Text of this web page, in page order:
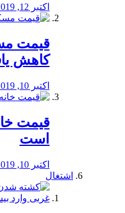
اکتبر 12, 2019
کاهش
اکتبر 10, 2019
قیمت
است
اکتبر 10, 2019
اشتغال